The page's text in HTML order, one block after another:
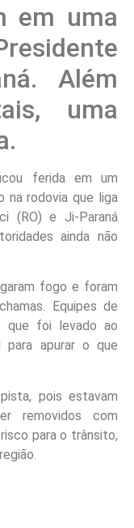
em uma
Além
uma
ferida em um
na rodovia que liga
(RO) e Ji-Paraná
ainda não
fogo e foram
Equipes de
que foi levado ao
apurar o que
pois estavam
removidos com
para o trânsito,